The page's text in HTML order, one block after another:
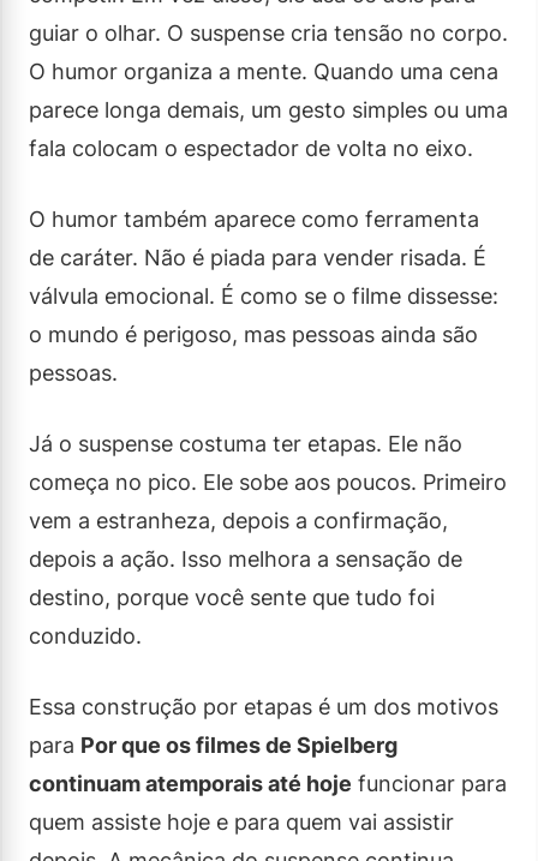
guiar o olhar. O suspense cria tensão no corpo.
O humor organiza a mente. Quando uma cena
parece longa demais, um gesto simples ou uma
fala colocam o espectador de volta no eixo.
O humor também aparece como ferramenta
de caráter. Não é piada para vender risada. É
válvula emocional. É como se o filme dissesse:
o mundo é perigoso, mas pessoas ainda são
pessoas.
Já o suspense costuma ter etapas. Ele não
começa no pico. Ele sobe aos poucos. Primeiro
vem a estranheza, depois a confirmação,
depois a ação. Isso melhora a sensação de
destino, porque você sente que tudo foi
conduzido.
Essa construção por etapas é um dos motivos
para Por que os filmes de Spielberg
continuam atemporais até hoje funcionar para
quem assiste hoje e para quem vai assistir